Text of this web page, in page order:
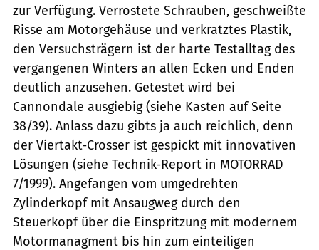
zur Verfügung. Verrostete Schrauben, geschweißte
Risse am Motorgehäuse und verkratztes Plastik,
den Versuchsträgern ist der harte Testalltag des
vergangenen Winters an allen Ecken und Enden
deutlich anzusehen. Getestet wird bei
Cannondale ausgiebig (siehe Kasten auf Seite
38/39). Anlass dazu gibts ja auch reichlich, denn
der Viertakt-Crosser ist gespickt mit innovativen
Lösungen (siehe Technik-Report in MOTORRAD
7/1999). Angefangen vom umgedrehten
Zylinderkopf mit Ansaugweg durch den
Steuerkopf über die Einspritzung mit modernem
Motormanagment bis hin zum einteiligen